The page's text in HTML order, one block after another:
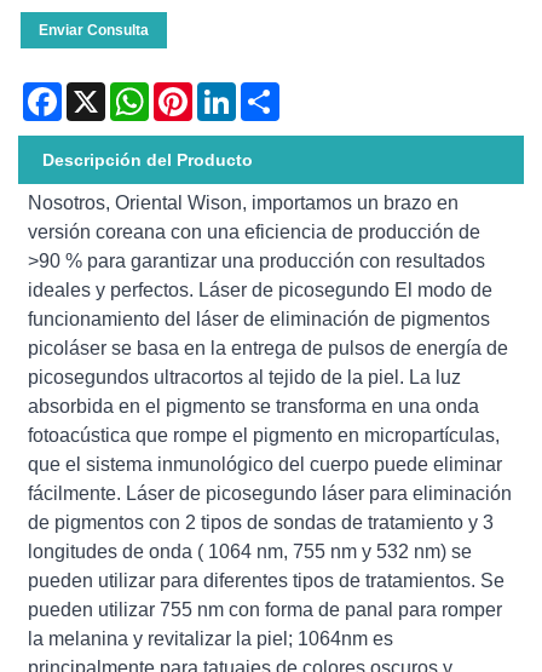
Enviar Consulta
Facebook
X WhatsAppPinterestLinkedIn
Descripción del Producto
Nosotros, Oriental Wison, importamos un brazo en
versión coreana con una eficiencia de producción de
>90 % para garantizar una producción con resultados
ideales y perfectos. Láser de picosegundo El modo de
funcionamiento del láser de eliminación de pigmentos
picoláser se basa en la entrega de pulsos de energía de
picosegundos ultracortos al tejido de la piel. La luz
absorbida en el pigmento se transforma en una onda
fotoacústica que rompe el pigmento en micropartículas,
que el sistema inmunológico del cuerpo puede eliminar
fácilmente. Láser de picosegundo láser para eliminación
de pigmentos con 2 tipos de sondas de tratamiento y 3
longitudes de onda ( 1064 nm, 755 nm y 532 nm) se
pueden utilizar para diferentes tipos de tratamientos. Se
pueden utilizar 755 nm con forma de panal para romper
la melanina y revitalizar la piel; 1064nm es
principalmente para tatuajes de colores oscuros y